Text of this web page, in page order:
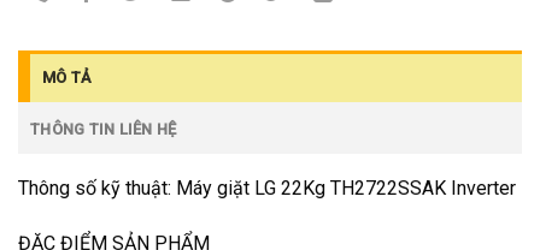
MÔ TẢ
THÔNG TIN LIÊN HỆ
Thông số kỹ thuật: Máy giặt LG 22Kg TH2722SSAK Inverter
ĐẶC ĐIỂM SẢN PHẨM